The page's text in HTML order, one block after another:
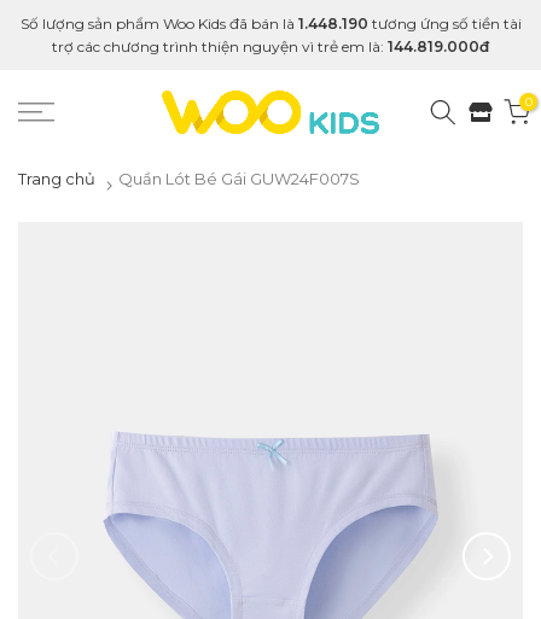
Số lượng sản phẩm Woo Kids đã bán là 1.448.190 tương ứng số tiền tài
trợ các chương trình thiện nguyện vì trẻ em là: 144.819.000đ
0
Trang chủ Quần Lót Bé Gái GUW24F007S